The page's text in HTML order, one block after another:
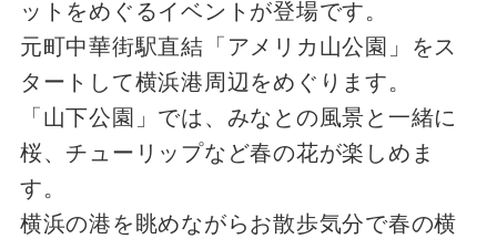
ットをめぐるイベントが登場です。
元町中華街駅直結「アメリカ山公園」をス
タートして横浜港周辺をめぐります。
「山下公園」では、みなとの風景と一緒に
桜、チューリップなど春の花が楽しめま
す。
横浜の港を眺めながらお散歩気分で春の横